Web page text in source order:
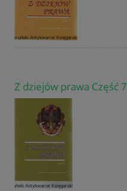
Z dziejów prawa Część 7